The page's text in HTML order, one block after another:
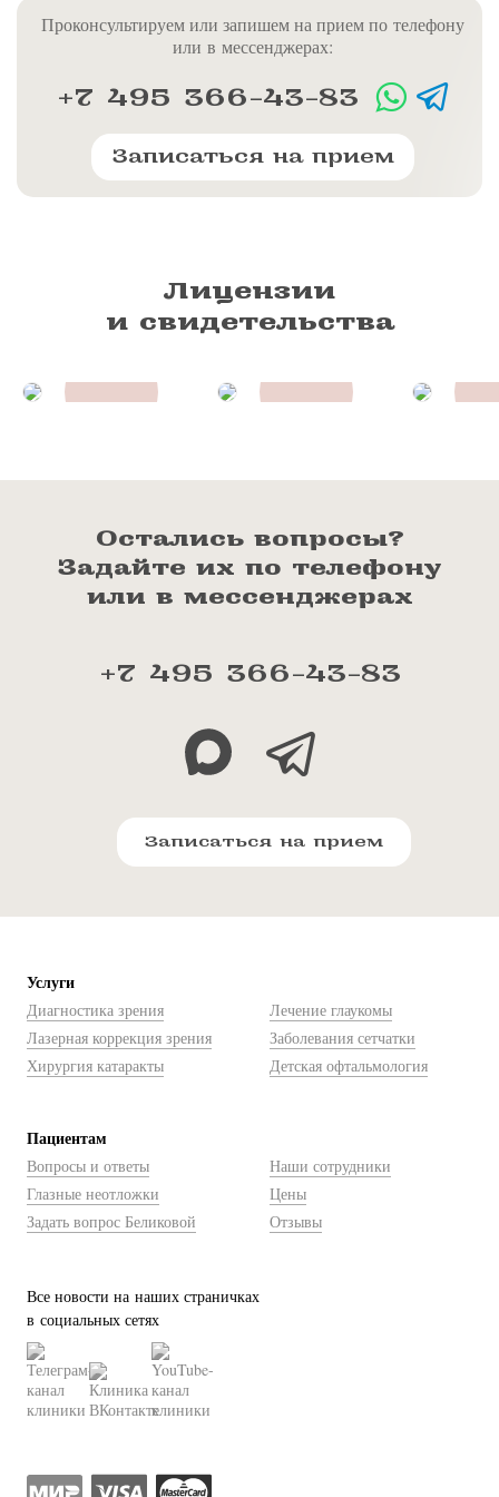
Проконсультируем или запишем на прием по телефону
или в мессенджерах:
+7 495 366-43-83
Записаться на прием
Лицензии
и свидетельства
Остались вопросы?
Задайте их по телефону
или в мессенджерах
+7 495 366-43-83
Записаться на прием
Услуги
Диагностика зрения
Лазерная коррекция зрения
Хирургия катаракты
Лечение глаукомы
Заболевания сетчатки
Детская офтальмология
Пациентам
Вопросы и ответы
Глазные неотложки
Задать вопрос Беликовой
Наши сотрудники
Цены
Отзывы
Все новости на наших страничках
в социальных сетях